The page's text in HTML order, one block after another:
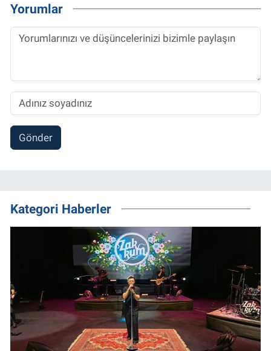
Yorumlar
Gönder
Kategori Haberler